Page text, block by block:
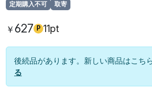
定期購入不可 取寄
￥ 627 P 11pt
後続品があります。新しい商品はこち
る